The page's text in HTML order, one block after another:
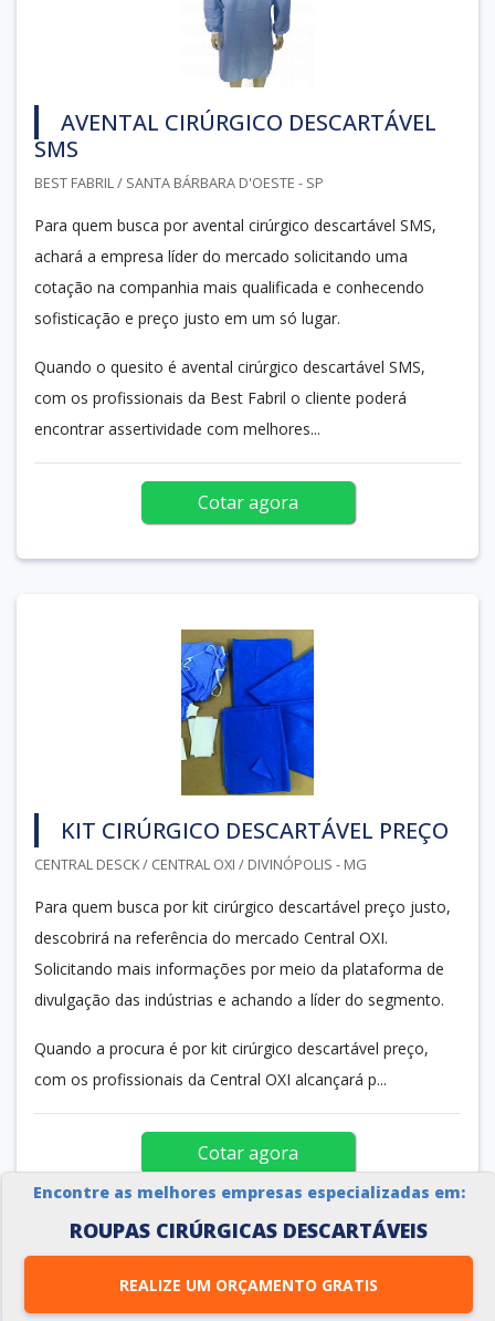
Encontre as melhores empresas especializadas em:
ROUPAS CIRÚRGICAS DESCARTÁVEIS
REALIZE UM ORÇAMENTO GRATIS
AVENTAL CIRÚRGICO DESCARTÁVEL
SMS
BEST FABRIL / SANTA BÁRBARA D'OESTE - SP
Para quem busca por avental cirúrgico descartável SMS,
achará a empresa líder do mercado solicitando uma
cotação na companhia mais qualificada e conhecendo
sofisticação e preço justo em um só lugar.
Quando o quesito é avental cirúrgico descartável SMS,
com os profissionais da Best Fabril o cliente poderá
encontrar assertividade com melhores...
Cotar agora
KIT CIRÚRGICO DESCARTÁVEL PREÇO
CENTRAL DESCK / CENTRAL OXI / DIVINÓPOLIS - MG
Para quem busca por kit cirúrgico descartável preço justo,
descobrirá na referência do mercado Central OXI.
Solicitando mais informações por meio da plataforma de
divulgação das indústrias e achando a líder do segmento.
Quando a procura é por kit cirúrgico descartável preço,
com os profissionais da Central OXI alcançará p...
Cotar agora